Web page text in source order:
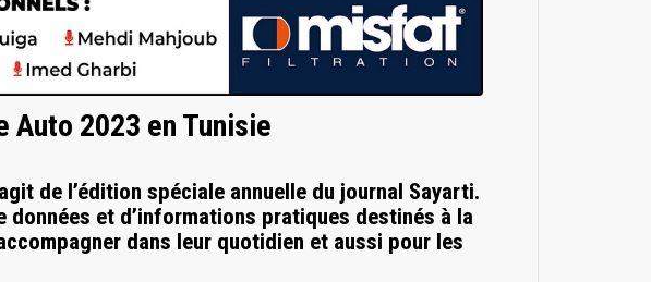
Auto 2023 en Tunisie
de l’édition spéciale annuelle du journal Sayarti.
et d’informations pratiques destinés à la
dans leur quotidien et aussi pour les